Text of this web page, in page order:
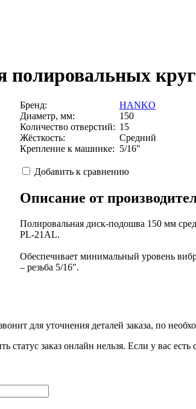
полировальных
Бренд:
HANKO
Диаметр, мм:
150
Количество отверстий: 15
Жёсткость:
Средний
Крепление к машинке: 5/16"
Добавить к сравнению
Описание от
Полировальная диск-подошва 150 мм
PL-21AL.
Обеспечивает минимальный уровень
– резьба 5/16″.
для уточнения деталей заказа, по
статус заказ онлайн нельзя. Если у вас